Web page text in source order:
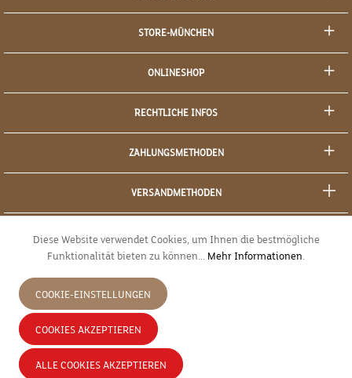
STORE-MÜNCHEN
ONLINESHOP
RECHTLICHE INFOS
ZAHLUNGSMETHODEN
VERSANDMETHODEN
JETZT WIDERRUFEN
* Alle Preise inkl. gesetzl. Mehrwertsteuer zzgl.
Diese Website verwendet Cookies, um Ihnen die bestmögliche
Funktionalität bieten zu können... Mehr Informationen.
COOKIE-EINSTELLUNGEN
COOKIES AKZEPTIEREN
ALLE COOKIES AKZEPTIEREN